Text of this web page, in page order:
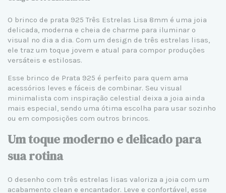
O brinco de prata 925 Três Estrelas Lisa 8mm é uma joia
delicada, moderna e cheia de charme para iluminar o
visual no dia a dia. Com um design de três estrelas lisas,
ele traz um toque jovem e atual para compor produções
versáteis e estilosas.
Esse brinco de Prata 925 é perfeito para quem ama
acessórios leves e fáceis de combinar. Seu visual
minimalista com inspiração celestial deixa a joia ainda
mais especial, sendo uma ótima escolha para usar sozinho
ou em composições com outros brincos.
Um toque moderno e delicado para
sua rotina
O desenho com três estrelas lisas valoriza a joia com um
acabamento clean e encantador. Leve e confortável, esse